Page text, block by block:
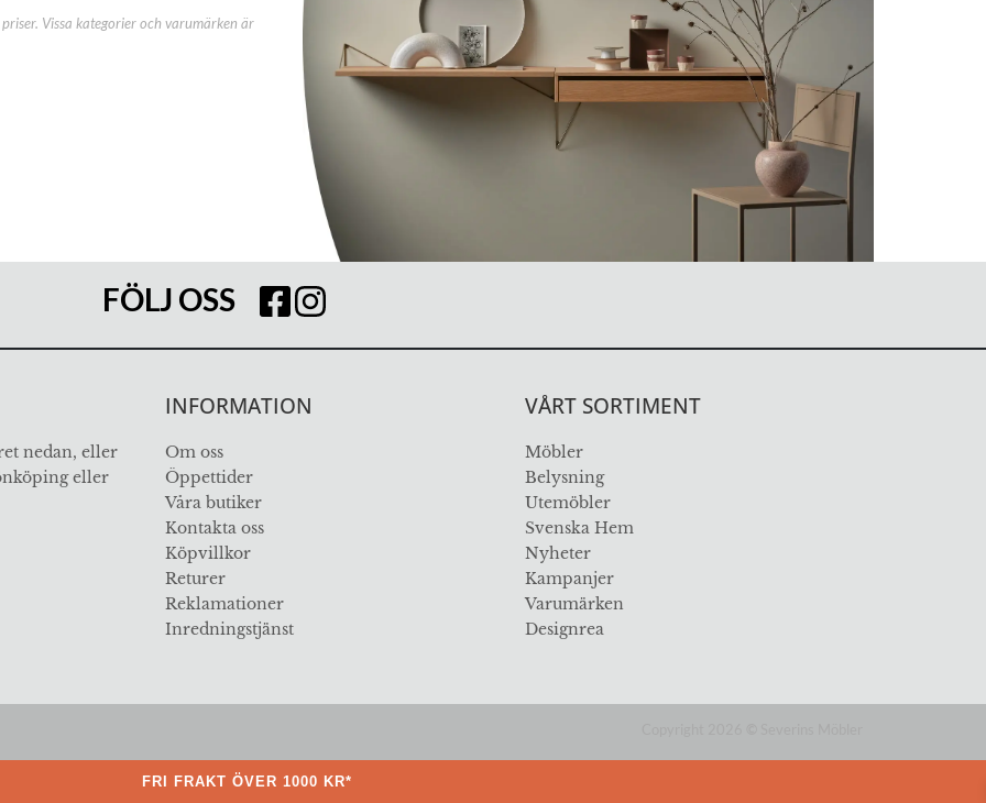
Vissa kategorier och varumärken är
FÖLJ OSS
nedan, eller
eller
INFORMATION
Om oss
Öppettider
Våra butiker
Kontakta oss
Köpvillkor
Returer
Reklamationer
Inredningstjänst
VÅRT SORTIMENT
Möbler
Belysning
Utemöbler
Svenska Hem
Nyheter
Kampanjer
Varumärken
Designrea
FRI FRAKT ÖVER 1000 KR*